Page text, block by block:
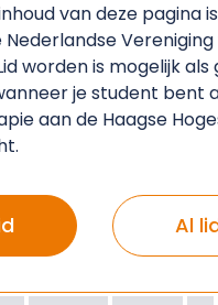
van deze pagina
Nederlandse
worden is mogelijk
je student bent
aan de Haagse
Al